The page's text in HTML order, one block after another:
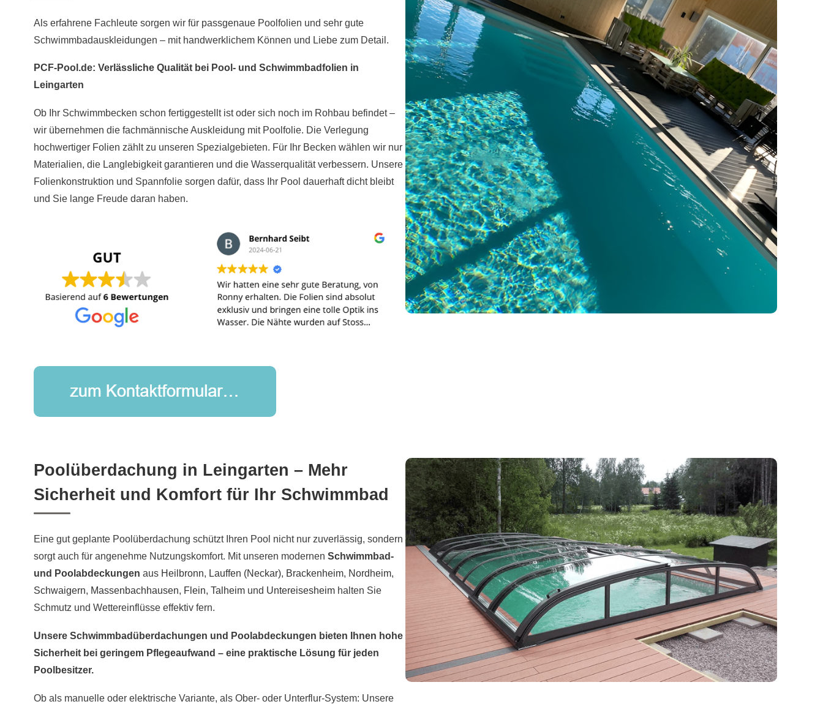
Als erfahrene Fachleute sorgen wir für passgenaue Poolfolien und sehr gute
Schwimmbadauskleidungen – mit handwerklichem Können und Liebe zum Detail.
PCF-Pool.de: Verlässliche Qualität bei Pool- und Schwimmbadfolien in
Leingarten
Ob Ihr Schwimmbecken schon fertiggestellt ist oder sich noch im Rohbau befindet –
wir übernehmen die fachmännische Auskleidung mit Poolfolie. Die Verlegung
hochwertiger Folien zählt zu unseren Spezialgebieten. Für Ihr Becken wählen wir nur
Materialien, die Langlebigkeit garantieren und die Wasserqualität verbessern. Unsere
Folienkonstruktion und Spannfolie sorgen dafür, dass Ihr Pool dauerhaft dicht bleibt
und Sie lange Freude daran haben.
Poolüberdachung in Leingarten – Mehr
Sicherheit und Komfort für Ihr Schwimmbad
Eine gut geplante Poolüberdachung schützt Ihren Pool nicht nur zuverlässig, sondern
sorgt auch für angenehme Nutzungskomfort. Mit unseren modernen Schwimmbad-
und Poolabdeckungen aus Heilbronn, Lauffen (Neckar), Brackenheim, Nordheim,
Schwaigern, Massenbachhausen, Flein, Talheim und Untereisesheim halten Sie
Schmutz und Wettereinflüsse effektiv fern.
Unsere Schwimmbadüberdachungen und Poolabdeckungen bieten Ihnen hohe
Sicherheit bei geringem Pflegeaufwand – eine praktische Lösung für jeden
Poolbesitzer.
Ob als manuelle oder elektrische Variante, als Ober- oder Unterflur-System: Unsere